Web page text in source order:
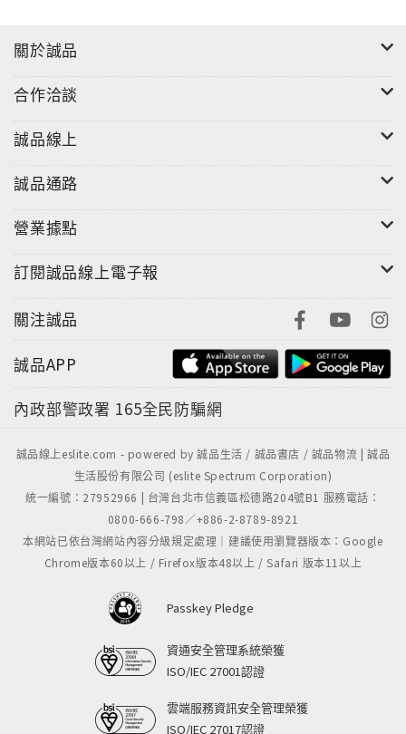
5. Sorry
7. So In Love with you
8. Little By Little
9. Bottles
音樂片長 (mins) ：37
關於誠品
合作洽談
誠品線上
誠品通路
營業據點
訂閱誠品線上電子報
關注誠品
誠品APP
內政部警政署 165全民防騙網
誠品線上eslite.com - powered by 誠品生活 / 誠品書店 / 誠品物流 | 誠品
生活股份有限公司 (eslite Spectrum Corporation)
統一編號：27952966 | 台灣台北市信義區松德路204號B1 服務電話：
0800-666-798／+886-2-8789-8921
本網站已依台灣網站內容分級規定處理｜建議使用瀏覽器版本：Google
Chrome版本60以上 / Firefox版本48以上 / Safari 版本11以上
Passkey Pledge
資通安全管理系統榮獲
ISO/IEC 27001認證
雲端服務資訊安全管理榮獲
ISO/IEC 27017認證